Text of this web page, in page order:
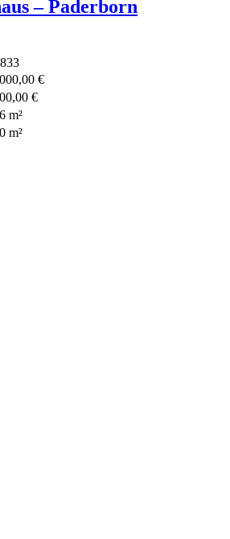
– Paderborn
€
€
m²
m²